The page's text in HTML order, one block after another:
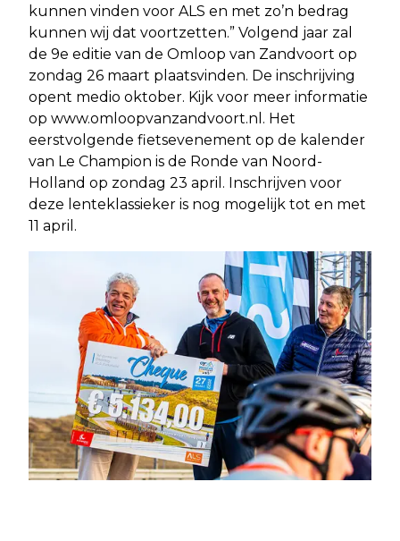
kunnen vinden voor ALS en met zo’n bedrag
kunnen wij dat voortzetten.” Volgend jaar zal
de 9e editie van de Omloop van Zandvoort op
zondag 26 maart plaatsvinden. De inschrijving
opent medio oktober. Kijk voor meer informatie
op www.omloopvanzandvoort.nl. Het
eerstvolgende fietsevenement op de kalender
van Le Champion is de Ronde van Noord-
Holland op zondag 23 april. Inschrijven voor
deze lenteklassieker is nog mogelijk tot en met
11 april.